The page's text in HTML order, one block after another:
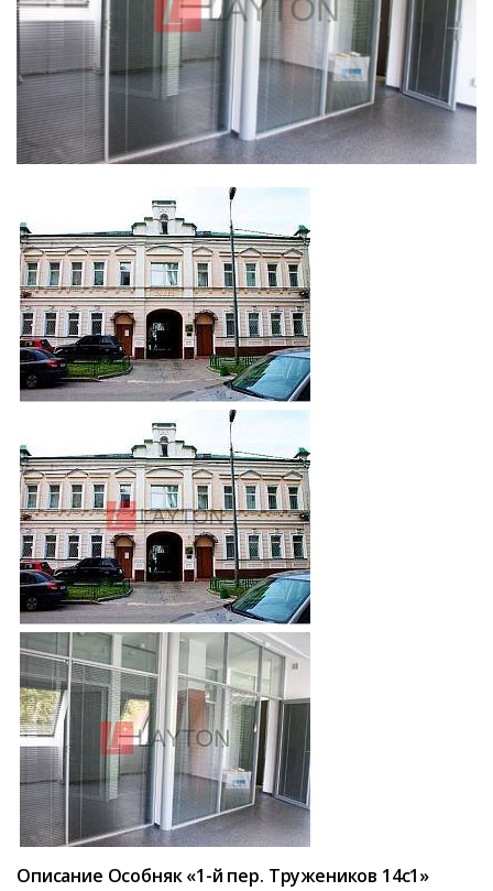
Описание Особняк «1-й пер. Тружеников 14с1»